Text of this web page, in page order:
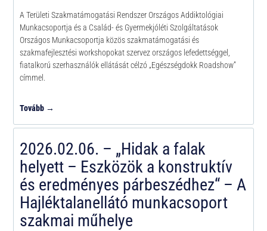
A Területi Szakmatámogatási Rendszer Országos Addiktológiai
Munkacsoportja és a Család- és Gyermekjóléti Szolgáltatások
Országos Munkacsoportja közös szakmatámogatási és
szakmafejlesztési workshopokat szervez országos lefedettséggel,
fiatalkorú szerhasználók ellátását célzó „Egészségdokk Roadshow”
címmel.
Tovább →
2026.02.06. – „Hidak a falak
helyett – Eszközök a konstruktív
és eredményes párbeszédhez“ – A
Hajléktalanellátó munkacsoport
szakmai műhelye